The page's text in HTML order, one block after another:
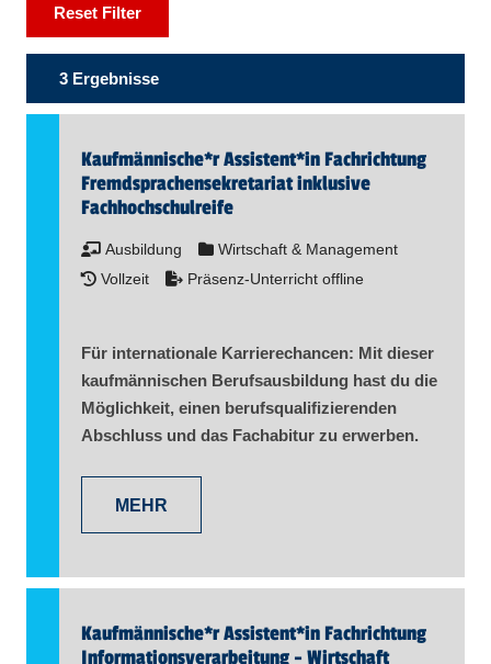
Reset Filter
3 Ergebnisse
Kaufmännische*r Assistent​*inFachrichtung
Fremdsprachensekretariat inklusive
Fachhochschulreife
Ausbildung
Wirtschaft & Management
Vollzeit
Präsenz-Unterricht offline
Für internationale Karrierechancen: Mit dieser
kaufmännischen Berufsausbildung hast du die
Möglichkeit, einen berufsqualifizierenden
Abschluss und das Fachabitur zu erwerben.
MEHR
Kaufmännische*r Assistent​*inFachrichtung
Informationsverarbeitung - Wirtschaft